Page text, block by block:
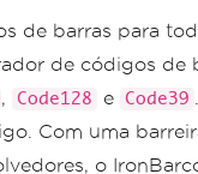
will
(),
is detected, try
de barras para
de códigos de
, Code128 e Code39
Com uma
o